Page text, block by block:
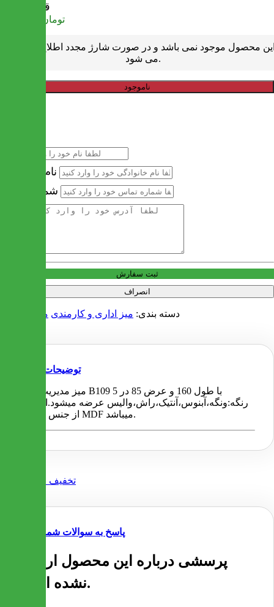
قیمت
تومان
محصول موجود نمی باشد و در صورت شارژ مجدد اطلاع رسانی
می شود.
ناموجود
نام خانوادگی
شماره تماس
ثبت سفارش
انصراف
دسته بندی: میز اداری و کارمندی میز مدیریتی
توضیحات
میز مدیریت مدل B109 با طول 160 و عرض 85 در 5
رنگه:ونگه،آبنوس،آنتیک،راش،والیس عرضه میشود.این میز
از جنس روکش MDF میباشد.
پاسخ به سوالات شما
پرسشی درباره این محصول ارسال
نشده است.